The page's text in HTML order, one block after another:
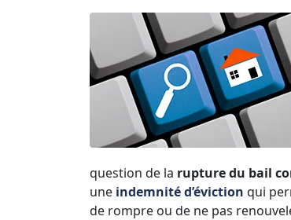
question de la rupture du bail
une indemnité d’éviction qui
de rompre ou de ne pas